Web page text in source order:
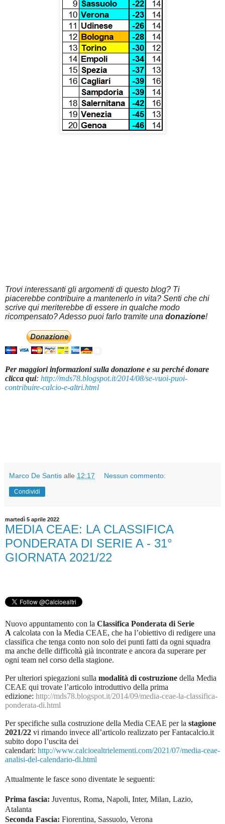
Trovi interessanti gli argomenti di questo blog? Ti
piacerebbe contribuire a mantenerlo in vita? Senti che chi
scrive qui meriterebbe di essere in qualche modo
ricompensato? Adesso puoi farlo tramite una donazione!
Per maggiori informazioni sulla donazione e su perché donare
clicca qui: http://mds78.blogspot.it/2014/08/se-vuoi-puoi-
contribuire-calcio-e-altri.html
Marco De Santis alle 12:17 Nessun commento:
Condividi
martedì 5 aprile 2022
MEDIA CEAE: LA CLASSIFICA
PONDERATA DI SERIE A - 31°
GIORNATA 2021/22
Nuovo appuntamento con la Classifica Ponderata di Serie
A calcolata con la Media CEAE, che ha l’obiettivo di redigere una
classifica che tenga conto non solo dei punti fatti da ogni squadra
ma anche delle difficoltà già incontrate e ancora da superare per
ogni team nel corso della stagione.
Per ulteriori spiegazioni sulla modalità di costruzione della Media
CEAE qui trovate l’articolo introduttivo della prima
edizione: http://mds78.blogspot.it/2014/09/media-ceae-la-classifica-
ponderata-di.html
Per specifiche sulla costruzione della Media CEAE per la stagione
2021/22 vi rimando invece all’articolo realizzato per Fantacalcio.it
subito dopo l’uscita dei
calendari: http://www.calcioealtrielementi.com/2021/07/media-ceae-
analisi-del-calendario-di.html
Attualmente le fasce sono diventate le seguenti:
Prima fascia: Juventus, Roma, Napoli, Inter, Milan, Lazio,
Atalanta
Seconda Fascia: Fiorentina, Sassuolo, Verona